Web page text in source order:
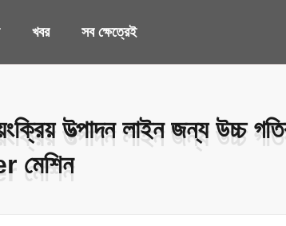
খবর সব ক্ষেত্রেই
উত্পাদন লাইন জন্য উচ্চ
মেশিন
উত্পাদন লাইন জন্য উচ্চ
মেশিন